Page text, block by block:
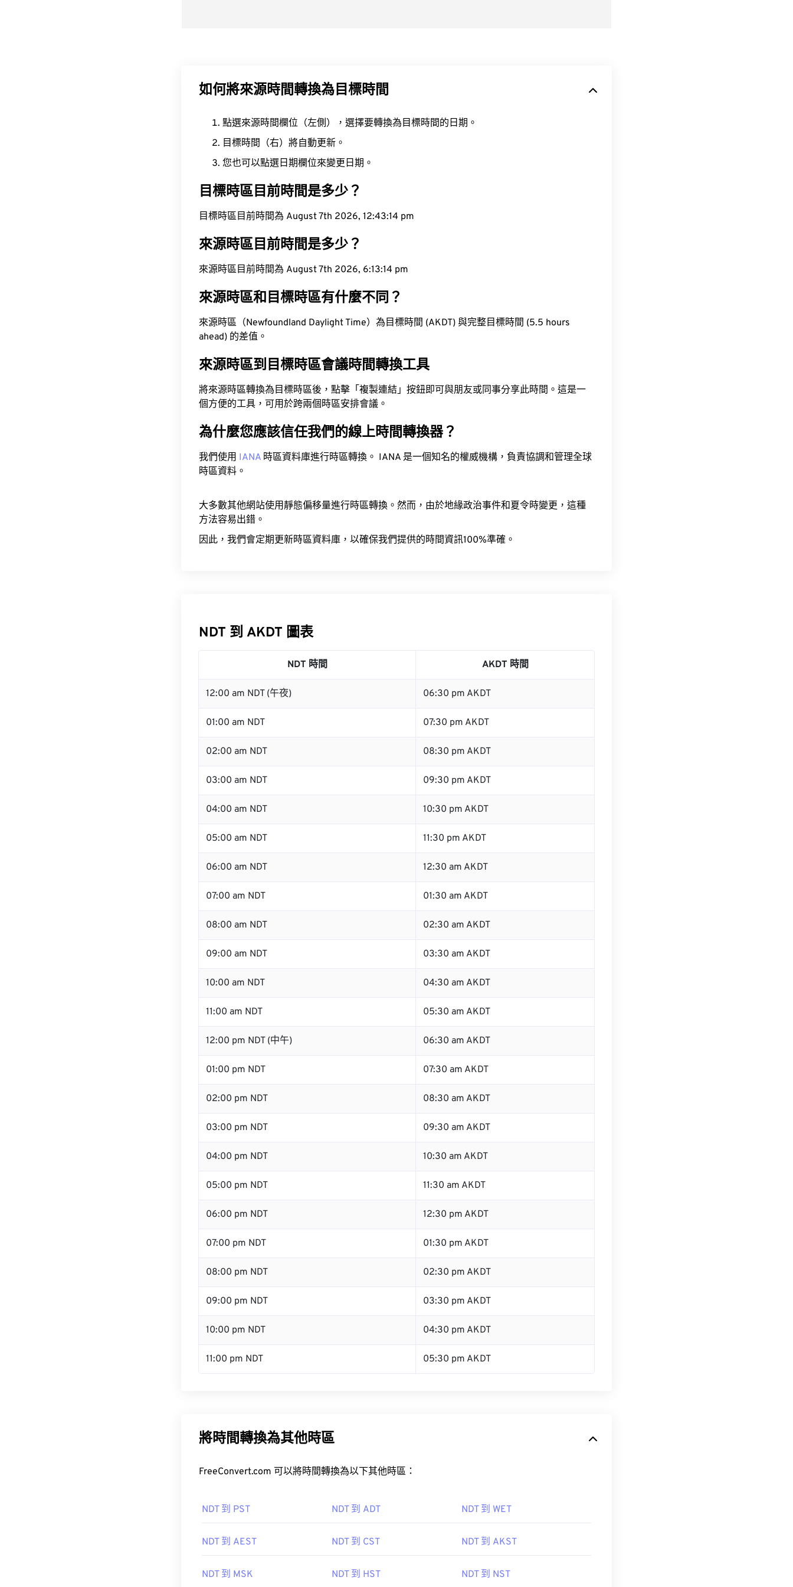
如何將來源時間轉換為目標時間
點選來源時間欄位（左側），選擇要轉換為目標時間的日期。
目標時間（右）將自動更新。
您也可以點選日期欄位來變更日期。
目標時區目前時間是多少？
目標時區目前時間為 August 7th 2026, 12:43:15 pm
來源時區目前時間是多少？
來源時區目前時間為 August 7th 2026, 6:13:15 pm
來源時區和目標時區有什麼不同？
來源時區（Newfoundland Daylight Time）為目標時間 (AKDT) 與完整目標時間 (5.5 hours
ahead) 的差值。
來源時區到目標時區會議時間轉換工具
將來源時區轉換為目標時區後，點擊「複製連結」按鈕即可與朋友或同事分享此時間。這是一
個方便的工具，可用於跨兩個時區安排會議。
為什麼您應該信任我們的線上時間轉換器？
我們使用 IANA 時區資料庫進行時區轉換。 IANA 是一個知名的權威機構，負責協調和管理全球
時區資料。
大多數其他網站使用靜態偏移量進行時區轉換。然而，由於地緣政治事件和夏令時變更，這種
方法容易出錯。
因此，我們會定期更新時區資料庫，以確保我們提供的時間資訊100%準確。
NDT 到 AKDT 圖表
NDT 時間 AKDT 時間
12:00 am NDT (午夜) 06:30 pm AKDT
01:00 am NDT 07:30 pm AKDT
02:00 am NDT 08:30 pm AKDT
03:00 am NDT 09:30 pm AKDT
04:00 am NDT 10:30 pm AKDT
05:00 am NDT 11:30 pm AKDT
06:00 am NDT 12:30 am AKDT
07:00 am NDT 01:30 am AKDT
08:00 am NDT 02:30 am AKDT
09:00 am NDT 03:30 am AKDT
10:00 am NDT 04:30 am AKDT
11:00 am NDT 05:30 am AKDT
12:00 pm NDT (中午) 06:30 am AKDT
01:00 pm NDT 07:30 am AKDT
02:00 pm NDT 08:30 am AKDT
03:00 pm NDT 09:30 am AKDT
04:00 pm NDT 10:30 am AKDT
05:00 pm NDT 11:30 am AKDT
06:00 pm NDT 12:30 pm AKDT
07:00 pm NDT 01:30 pm AKDT
08:00 pm NDT 02:30 pm AKDT
09:00 pm NDT 03:30 pm AKDT
10:00 pm NDT 04:30 pm AKDT
11:00 pm NDT 05:30 pm AKDT
將時間轉換為其他時區
FreeConvert.com 可以將時間轉換為以下其他時區：
NDT 到 PST NDT 到 ADT NDT 到 WET
NDT 到 AEST NDT 到 CST NDT 到 AKST
NDT 到 MSK NDT 到 HST NDT 到 NST